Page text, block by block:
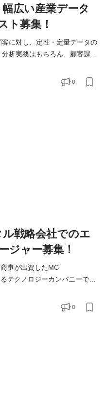
広い産業データ
ト募集！
客に対し、定性・定量データの
析実務はもちろん、顧客課題
いただきます。 少人数のチー
の実務で中心を担っていただ
0
戦略会社でのエ
ジャー募集！
事が出資したMC
テクノロジーカンパニーであ
設立以来、私たちはデジタル
の変革や、社会に新たな価値
0